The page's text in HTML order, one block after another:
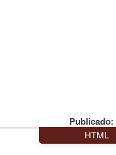
Publicado:
HTML